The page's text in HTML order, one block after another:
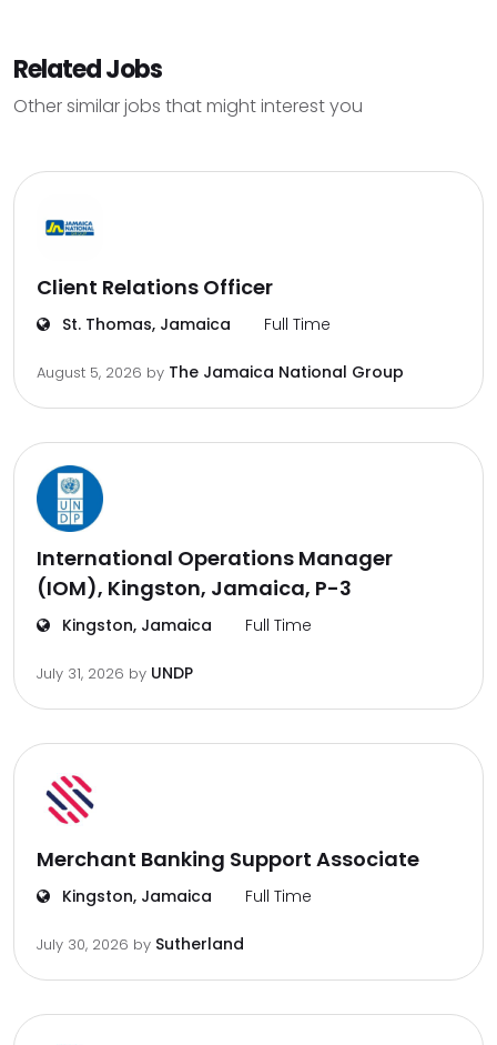
Related Jobs
Other similar jobs that might interest you
Client Relations Officer
St. Thomas, Jamaica Full Time
August 5, 2026 by The Jamaica National Group
International Operations Manager
(IOM), Kingston, Jamaica, P-3
Kingston, Jamaica Full Time
July 31, 2026 by UNDP
Merchant Banking Support Associate
Kingston, Jamaica Full Time
July 30, 2026 by Sutherland